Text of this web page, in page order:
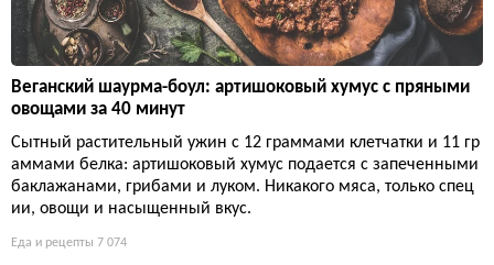
Веганский шаурма-боул: артишоковый хумус с пряными
овощами за 40 минут
Сытный растительный ужин с 12 граммами клетчатки и 11 гр
аммами белка: артишоковый хумус подается с запеченными
баклажанами, грибами и луком. Никакого мяса, только спец
ии, овощи и насыщенный вкус.
Еда и рецепты 7 074